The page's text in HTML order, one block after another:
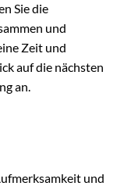
Sie die
und
Zeit und
auf die nächsten
an.
und